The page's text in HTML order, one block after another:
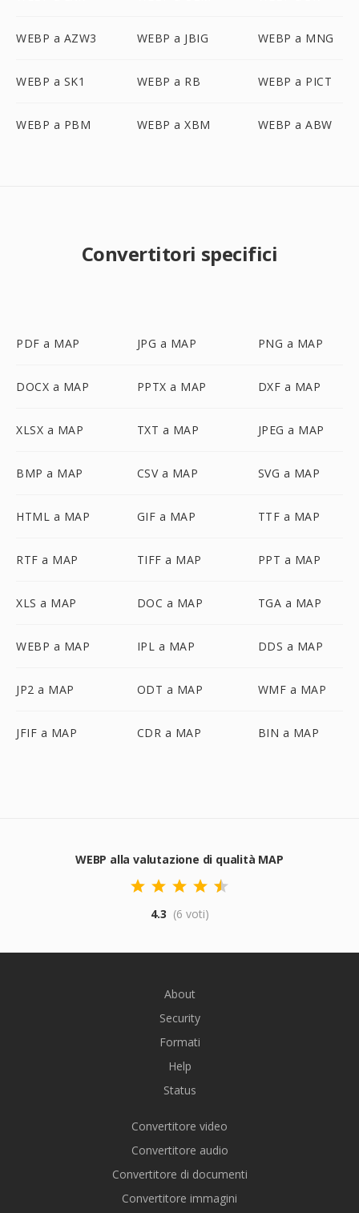
WEBP a AZW3 WEBP a JBIG WEBP a MNG
WEBP a SK1 WEBP a RB WEBP a PICT
WEBP a PBM WEBP a XBM WEBP a ABW
Convertitori specifici
PDF a MAP JPG a MAP PNG a MAP
DOCX a MAP PPTX a MAP DXF a MAP
XLSX a MAP TXT a MAP JPEG a MAP
BMP a MAP CSV a MAP SVG a MAP
HTML a MAP GIF a MAP TTF a MAP
RTF a MAP TIFF a MAP PPT a MAP
XLS a MAP DOC a MAP TGA a MAP
WEBP a MAP IPL a MAP DDS a MAP
JP2 a MAP ODT a MAP WMF a MAP
JFIF a MAP CDR a MAP BIN a MAP
WEBP alla valutazione di qualità MAP
4.3 (6 voti)
About
Security
Formati
Help
Status
Convertitore video
Convertitore audio
Convertitore di documenti
Convertitore immagini